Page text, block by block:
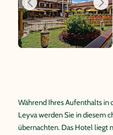
Während Ihres Aufenthalts in
Leyva werden Sie in diesem
übernachten. Das Hotel liegt